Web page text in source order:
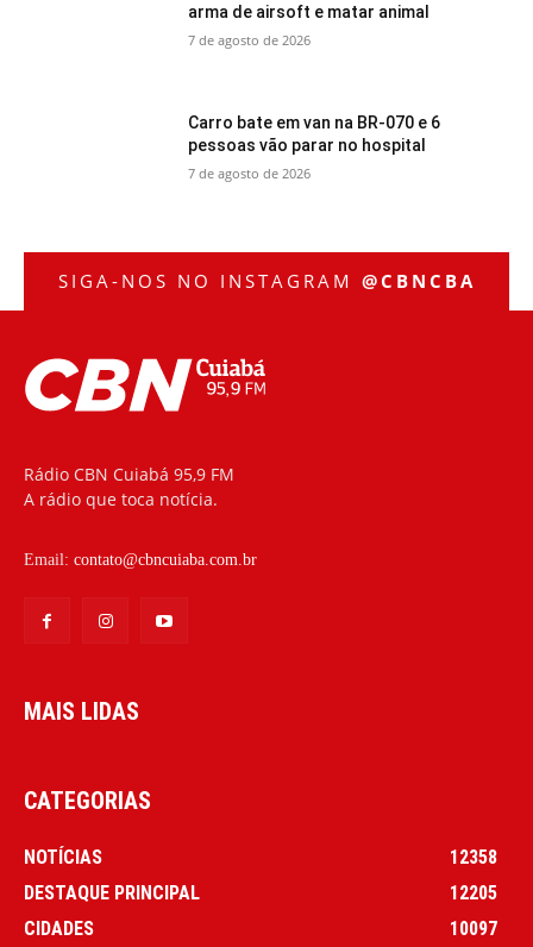
arma de airsoft e matar animal
7 de agosto de 2026
Carro bate em van na BR-070 e 6
pessoas vão parar no hospital
7 de agosto de 2026
SIGA-NOS NO INSTAGRAM @CBNCBA
Rádio CBN Cuiabá 95,9 FM
A rádio que toca notícia.
Email: contato@cbncuiaba.com.br
MAIS LIDAS
CATEGORIAS
NOTÍCIAS
12358
DESTAQUE PRINCIPAL
12205
CIDADES
10097